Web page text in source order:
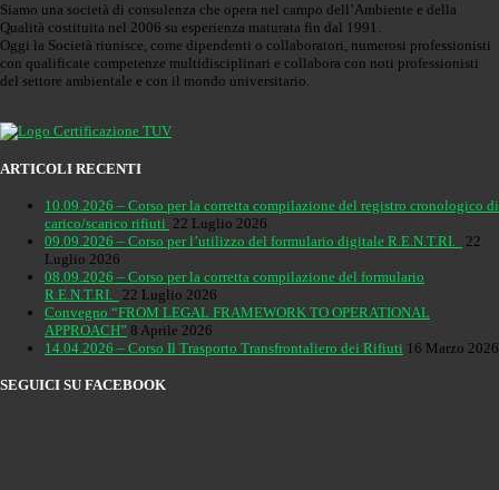
Siamo una società di consulenza che opera nel campo dell’Ambiente e della
Qualità costituita nel 2006 su esperienza maturata fin dal 1991.
Oggi la Società riunisce, come dipendenti o collaboratori, numerosi professionisti
con qualificate competenze multidisciplinari e collabora con noti professionisti
del settore ambientale e con il mondo universitario.
ARTICOLI RECENTI
10.09.2026 – Corso per la corretta compilazione del registro cronologico di
carico/scarico rifiuti 22 Luglio 2026
09.09.2026 – Corso per l’utilizzo del formulario digitale R.E.N.T.RI.
22
Luglio 2026
08.09.2026 – Corso per la corretta compilazione del formulario
R.E.N.T.RI.
22 Luglio 2026
Convegno “FROM LEGAL FRAMEWORK TO OPERATIONAL
APPROACH” 8 Aprile 2026
14.04.2026 – Corso Il Trasporto Transfrontaliero dei Rifiuti 16 Marzo 2026
SEGUICI SU FACEBOOK